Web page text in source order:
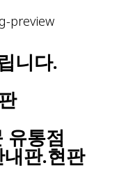
니다.
유통점
판.현판